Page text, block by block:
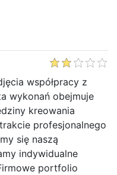
współpracy z
wykonań obejmuje
kreowania
profesjonalnego
się naszą
indywidualne
portfolio